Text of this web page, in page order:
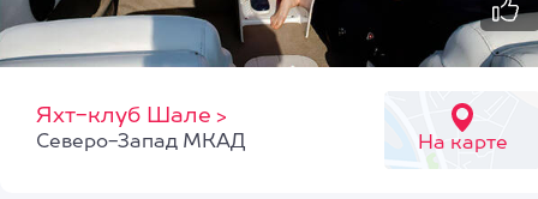
Яхт-клуб Шале >
На карте
Северо-Запад МКАД